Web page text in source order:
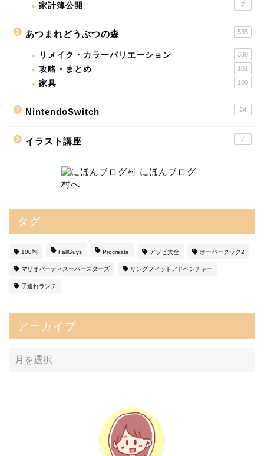
家計簿公開 7
あつまれどうぶつの森 535
リメイク・カラーバリエーション 330
攻略・まとめ 101
家具 100
NintendoSwitch 24
イラスト講座 7
タグ
100均 FallGuys Procreate アソビ大全 オーバークック2
マリオパーティスーパースターズ リングフィットアドベンチャー
子連れランチ
アーカイブ